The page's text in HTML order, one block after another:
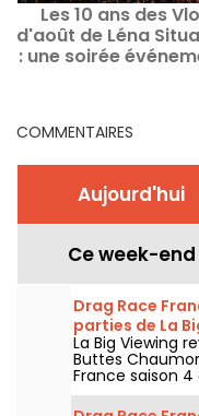
Les 10 ans des
d'août de Léna
: une soirée
COMMENTAIRES
Aujourd'hui
Ce week-end
Drag Race
parties de La
La Big Viewing
Buttes
France saison 4
puis chaque
Big Bertha,